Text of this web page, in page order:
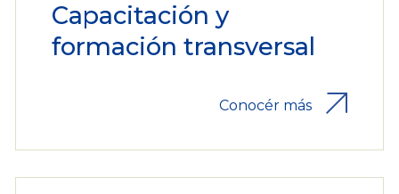
Capacitación y
formación transversal
Conocér más